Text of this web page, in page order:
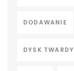
DODAWANIE
DYSK TWARDY